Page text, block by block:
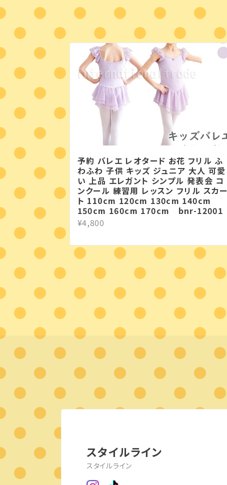
予約 バレエ レオタード お花 フリル ふ
わふわ 子供 キッズ ジュニア 大人 可愛
い 上品 エレガント シンプル 発表会 コ
ンクール 練習用 レッスン フリル スカー
ト 110cm 120cm 130cm 140cm
150cm 160cm 170cm bnr-12001
¥4,800
スタイルライン
スタイルライン